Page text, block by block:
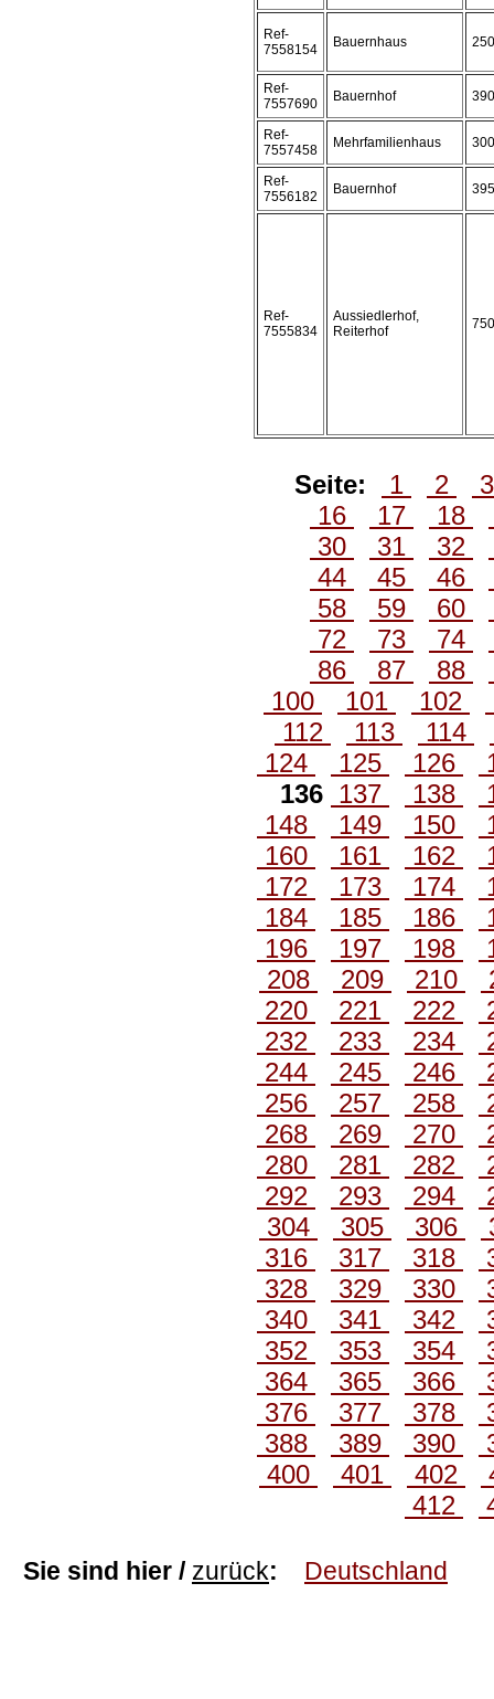
Ref-
7558154
Bauernhaus
Ref-
7557690
Bauernhof
Ref-
7557458
Mehrfamilienhaus
Ref-
7556182
Bauernhof
Ref-
7555834
Aussiedlerhof,
Reiterhof
Seite: 1 2
16
17 18
30
31 32
44
45 46
58
59 60
72
73 74
86
87 88
100
101 102
112
113 114
124
125 126
136 137 138
148
149 150
160
161 162
172
173 174
184
185 186
196
197 198
208
209 210
220
221 222
232
233 234
244
245 246
256
257 258
268
269 270
280
281 282
292
293 294
304
305 306
316
317 318
328
329 330
340
341 342
352
353 354
364
365 366
376
377 378
388
389 390
400
401 402
412
Sie sind hier / zurück: Deutschland